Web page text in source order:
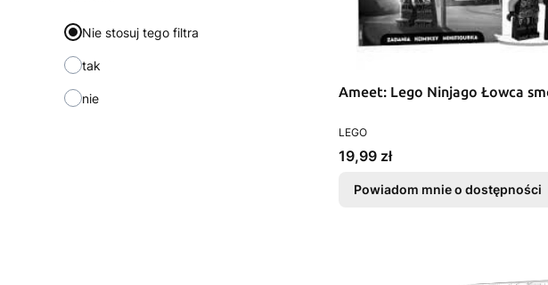
Nie stosuj tego filtra
tak
nie Ameet: Lego Ninjago Łowca
PRODUCENT
LEGO
Cena
19,99 zł
Powiadom mnie o dostępności